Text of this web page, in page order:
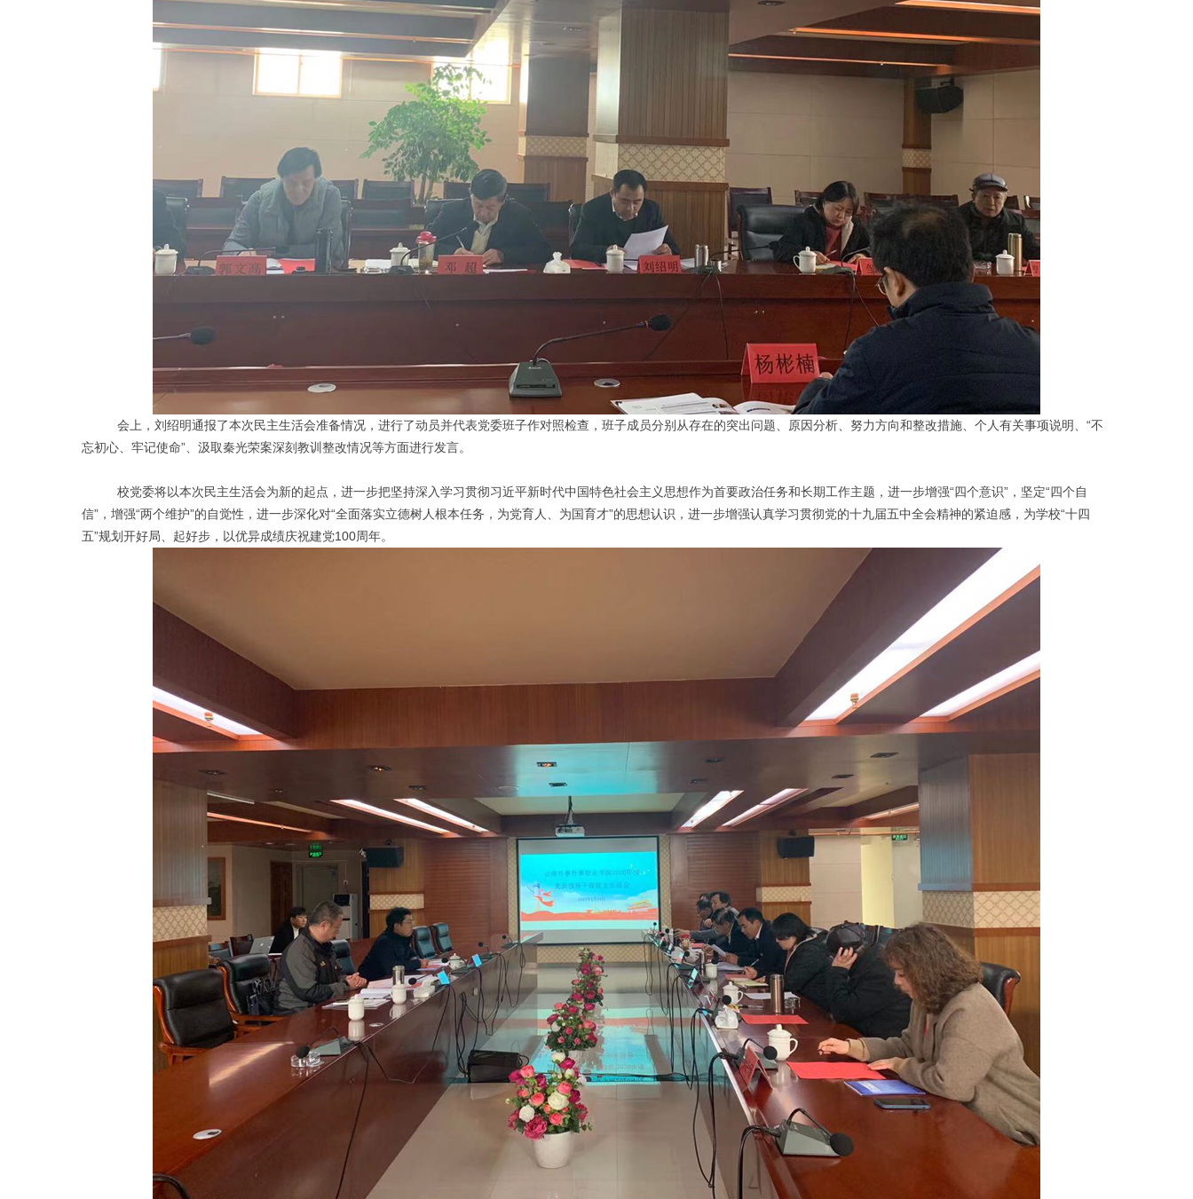
会上，刘绍明通报了本次民主生活会准备情况，进行了动员并代表党委班子作对照检查，班子成员分别从存在的突出问题、原因分析、努力方向和整改措施、个人有关事项说明、“不
忘初心、牢记使命”、汲取秦光荣案深刻教训整改情况等方面进行发言。
校党委将以本次民主生活会为新的起点，进一步把坚持深入学习贯彻习近平新时代中国特色社会主义思想作为首要政治任务和长期工作主题，进一步增强“四个意识”，坚定“四个自
信”，增强“两个维护”的自觉性，进一步深化对“全面落实立德树人根本任务，为党育人、为国育才”的思想认识，进一步增强认真学习贯彻党的十九届五中全会精神的紧迫感，为学校“十四
五”规划开好局、起好步，以优异成绩庆祝建党100周年。